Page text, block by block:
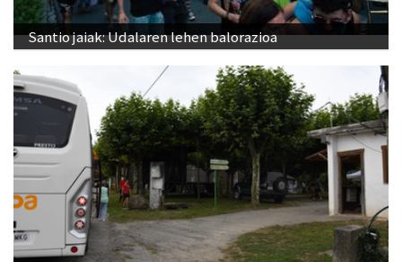
Santio jaiak: Udalaren lehen balorazioa